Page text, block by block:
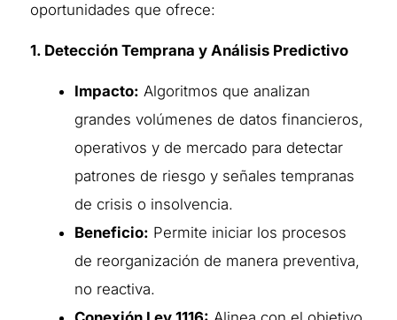
oportunidades que ofrece:
1. Detección Temprana y Análisis Predictivo
Impacto: Algoritmos que analizan
grandes volúmenes de datos financieros,
operativos y de mercado para detectar
patrones de riesgo y señales tempranas
de crisis o insolvencia.
Beneficio: Permite iniciar los procesos
de reorganización de manera preventiva,
no reactiva.